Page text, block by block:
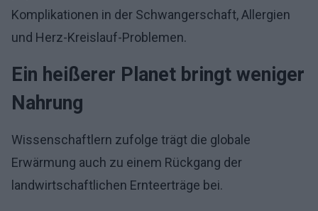
Komplikationen in der Schwangerschaft, Allergien
und Herz-Kreislauf-Problemen.
Ein heißerer Planet bringt weniger
Nahrung
Wissenschaftlern zufolge trägt die globale
Erwärmung auch zu einem Rückgang der
landwirtschaftlichen Ernteerträge bei.